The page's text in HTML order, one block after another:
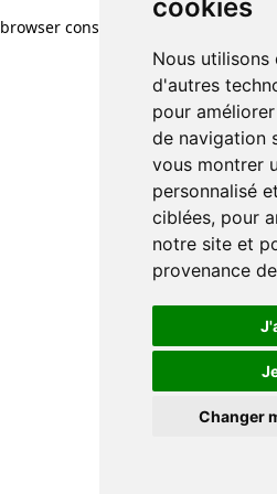
cookies
Nous utilisons
d'autres
pour
de navigation
vous montrer
personnalisé
ciblées, pour
notre site et
provenance
Changer
browser console for more information)